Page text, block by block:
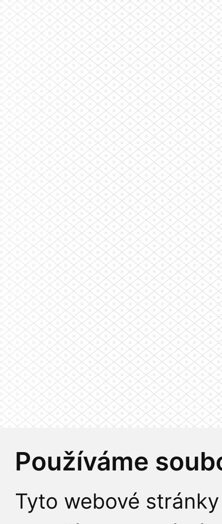
Používáme
Tyto webové